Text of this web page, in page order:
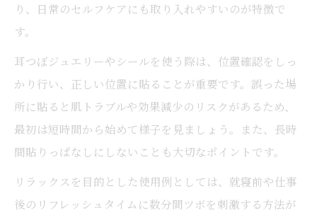
り、日常のセルフケアにも取り入れやすいのが特徴で
す。
耳つぼジュエリーやシールを使う際は、位置確認をしっ
かり行い、正しい位置に貼ることが重要です。誤った場
所に貼ると肌トラブルや効果減少のリスクがあるため、
最初は短時間から始めて様子を見ましょう。また、長時
間貼りっぱなしにしないことも大切なポイントです。
リラックスを目的とした使用例としては、就寝前や仕事
後のリフレッシュタイムに数分間ツボを刺激する方法が